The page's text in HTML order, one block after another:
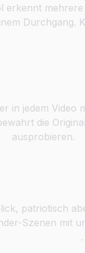
erkennt
Durchgang.
in jedem
die
ausprobieren.
patriotisch
Szenen mit
.